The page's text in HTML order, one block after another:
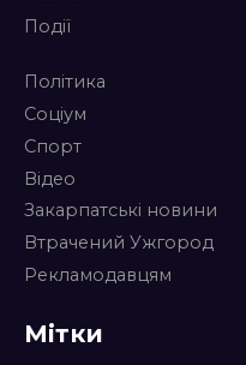
Події
Політика
Соціум
Спорт
Відео
Закарпатські новини
Втрачений Ужгород
Рекламодавцям
Мітки